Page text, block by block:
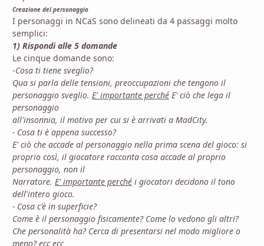
Creazione del personaggio
I personaggi in NCaS sono delineati da 4 passaggi molto
semplici:
1) Rispondi alle 5 domande
Le cinque domande sono:
-Cosa ti tiene sveglio?
Qua si parla delle tensioni, preoccupazioni che tengono il
personaggio sveglio. E' importante perché E' ciò che lega il
personaggio
all'insonnia, il motivo per cui si è arrivati a MadCity.
- Cosa ti è appena successo?
E' ciò che accade al personaggio nella prima scena del gioco: si
proprio così, il giocatore racconta cosa accade al proprio
personaggio, non il
Narratore. E' importante perché i giocatori decidono il tono
dell'intero gioco.
- Cosa c'è in superficie?
Come è il personaggio fisicamente? Come lo vedono gli altri?
Che personalità ha? Cerca di presentarsi nel modo migliore o
meno? ecc ecc